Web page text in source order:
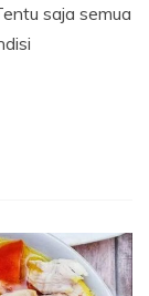
saja semua